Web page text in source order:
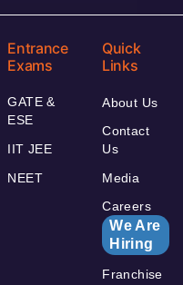
Entrance
Exams
GATE &
ESE
IIT JEE
NEET
Quick
Links
About Us
Contact
Us
Media
Careers
We Are
Hiring
Franchise